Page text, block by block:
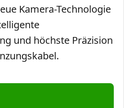
Kamera-Technologie
und höchste Präzision